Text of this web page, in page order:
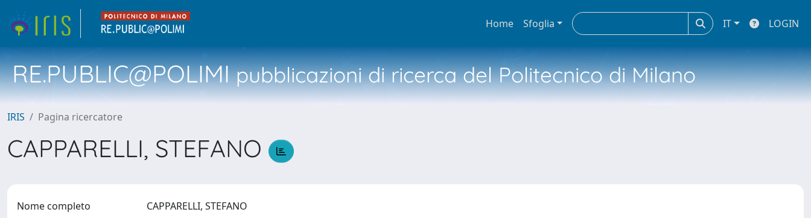
Home Sfoglia IT LOGIN
RE.PUBLIC@POLIMIpubblicazioni di ricerca del Politecnico di Milano
IRIS Pagina ricercatore
CAPPARELLI, STEFANO
Nome completo CAPPARELLI, STEFANO